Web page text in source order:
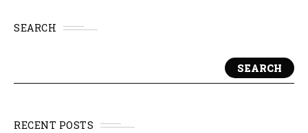
SEARCH
SEARCH
RECENT POSTS